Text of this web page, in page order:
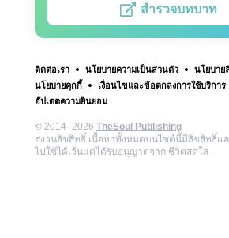
สำรวจบทบาท
ติดต่อเรา นโยบายความเป็นส่วนตัว
นโยบาย
นโยบายคุกกี้
เงื่อนไขและข้อตกลงการใช้บริการ
อัปเดตความยินยอม
© 2014–2026 TheSoul Publishing
สงวนลิขสิทธิ์ เนื้อหาทั้งหมดบนไซต์นี้มีลิขสิทธิ์แ
ไปใช้ได้เว้นแต่ได้รับอนุญาตจาก ชีวิตสดใส